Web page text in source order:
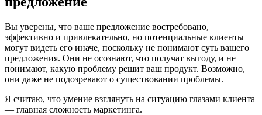
Вы уверены, что ваше предложение востребовано,
эффективно и привлекательно, но потенциальные клиенты
могут видеть его иначе, поскольку не понимают суть вашего
предложения. Они не осознают, что получат выгоду, и не
понимают, какую проблему решит ваш продукт. Возможно,
они даже не подозревают о существовании проблемы.
Я считаю, что умение взглянуть на ситуацию глазами клиента
— главная сложность маркетинга.